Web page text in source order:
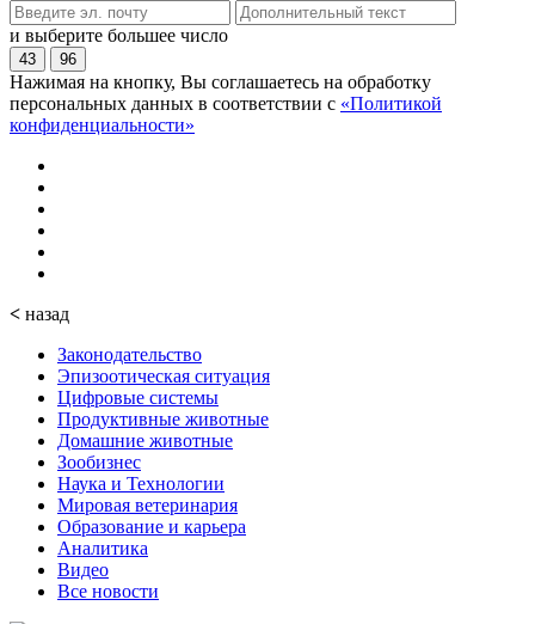
и выберите большее число
43 96
Нажимая на кнопку, Вы соглашаетесь на обработку
персональных данных в соответствии с «Политикой
конфиденциальности»
< назад
Законодательство
Эпизоотическая ситуация
Цифровые системы
Продуктивные животные
Домашние животные
Зообизнес
Наука и Технологии
Мировая ветеринария
Образование и карьера
Аналитика
Видео
Все новости